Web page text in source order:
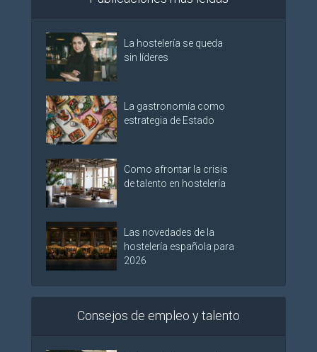
La hostelería se queda
sin líderes
La gastronomía como
estrategia de Estado
Como afrontar la crisis
de talento en hostelería
Las novedades de la
hostelería española para
2026
Consejos de empleo y talento